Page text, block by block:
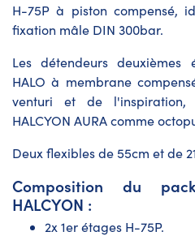
H-75P à piston compensé,
fixation mâle DIN 300bar.
Les détendeurs deuxièmes
HALO à membrane
venturi et de
HALCYON AURA comme
Deux flexibles de 55cm et de
Composition du
HALCYON :
2x 1er étages H-75P.